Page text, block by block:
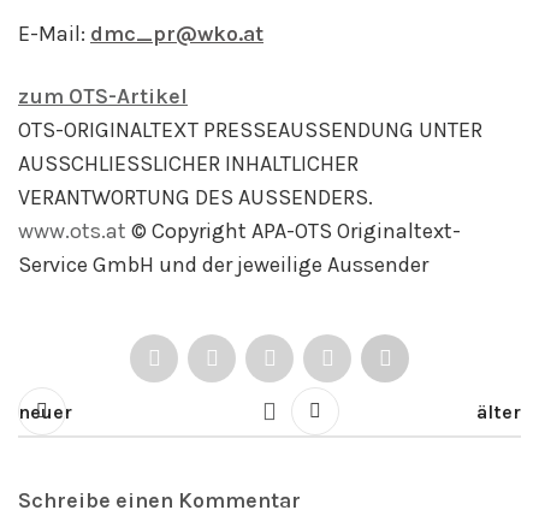
E-Mail: dmc_pr@wko.at
zum OTS-Artikel
OTS-ORIGINALTEXT PRESSEAUSSENDUNG UNTER
AUSSCHLIESSLICHER INHALTLICHER
VERANTWORTUNG DES AUSSENDERS.
www.ots.at © Copyright APA-OTS Originaltext-
Service GmbH und der jeweilige Aussender
neuer älter
Schreibe einen Kommentar